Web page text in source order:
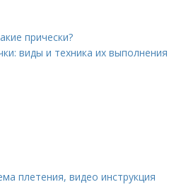
прически?
виды и техника их выполнения
плетения, видео инструкция